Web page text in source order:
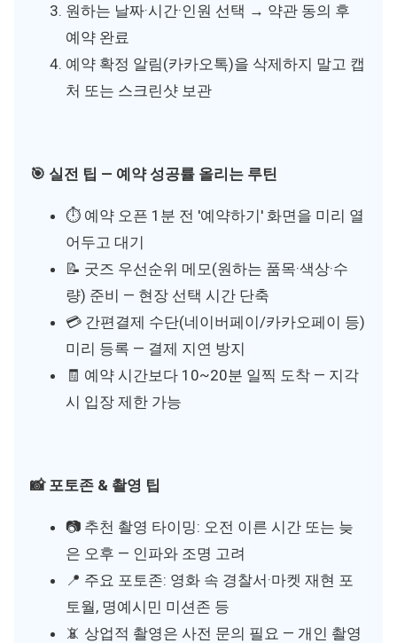
원하는 날짜·시간·인원 선택 → 약관 동의 후
예약 완료
예약 확정 알림(카카오톡)을 삭제하지 말고 캡
처 또는 스크린샷 보관
🎯 실전 팁 — 예약 성공률 올리는 루틴
⏱ 예약 오픈 1분 전 '예약하기' 화면을 미리 열
어두고 대기
📝 굿즈 우선순위 메모(원하는 품목·색상·수
량) 준비 — 현장 선택 시간 단축
💳 간편결제 수단(네이버페이/카카오페이 등)
미리 등록 — 결제 지연 방지
🧾 예약 시간보다 10~20분 일찍 도착 — 지각
시 입장 제한 가능
📸 포토존 & 촬영 팁
📷 추천 촬영 타이밍: 오전 이른 시간 또는 늦
은 오후 — 인파와 조명 고려
📍 주요 포토존: 영화 속 경찰서·마켓 재현 포
토월, 명예시민 미션존 등
📵 상업적 촬영은 사전 문의 필요 — 개인 촬영